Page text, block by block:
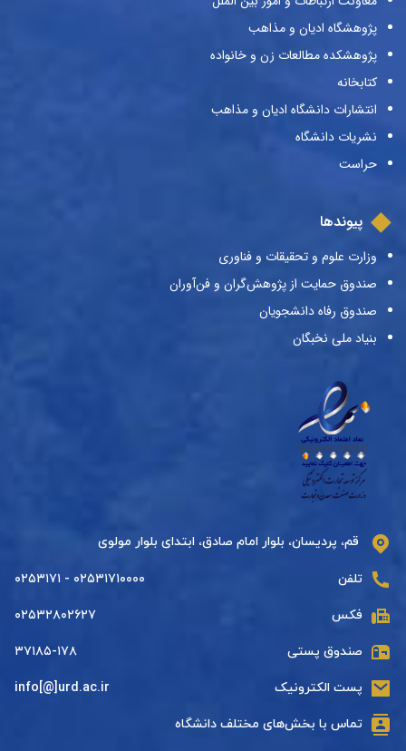
پژوهشگاه ادیان و مذاهب
پژوهشکده مطالعات زن و خانواده
کتابخانه
انتشارات دانشگاه ادیان و مذاهب
نشریات دانشگاه
حراست
پیوندها
وزارت علوم و تحقیقات و فناوری
صندوق حمایت از پژوهش‌گران و فن‌آوران
صندوق رفاه دانشجویان
بنیاد ملی نخبگان
قم، پردیسان، بلوار امام صادق، ابتدای بلوار مولوی
تلفن ۰۲۵۳۱۷۱۰۰۰۰ - ۰۲۵۳۱۷۱
فکس ۰۲۵۳۲۸۰۲۶۲۷
صندوق پستی ۳۷۱۸۵-۱۷۸
پست الکترونیک info[@]urd.ac.ir
تماس با بخش‌های مختلف دانشگاه